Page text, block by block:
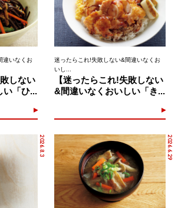
違いなくお
しない
い「ひ...
迷ったらこれ!失敗しない&間違いなくお
いし...
【迷ったらこれ!失敗しない
&間違いなくおいしい「き...
2026.8.3 2026.6.29